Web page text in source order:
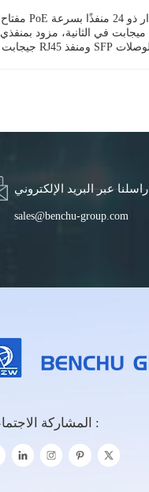
مفتاح PoE غير مُدار ذو 24 منفذًا بسرعة
10/100 ميجابت في الثانية، مزود بمنفذي
جيجابت RJ45 ومنفذ SFP واحد للوصلات
راسلنا عبر البريد الإلكتروني
sales@benchu-group.com
المشاركة الاجتماعية :